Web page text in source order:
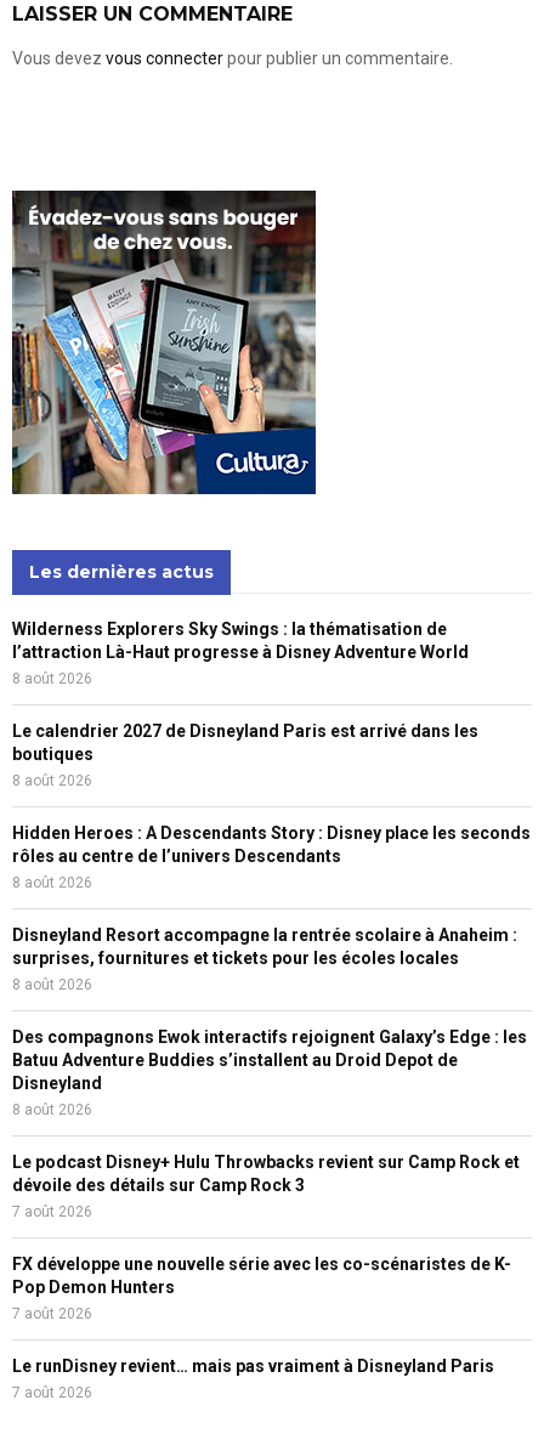
LAISSER UN COMMENTAIRE
Vous devez vous connecterpour publier un commentaire.
Les dernières actus
Wilderness Explorers Sky Swings : la thématisation de
l’attraction Là-Haut progresse à Disney Adventure World
8 août 2026
Le calendrier 2027 de Disneyland Paris est arrivé dans les
boutiques
8 août 2026
Hidden Heroes : A Descendants Story : Disney place les seconds
rôles au centre de l’univers Descendants
8 août 2026
Disneyland Resort accompagne la rentrée scolaire à Anaheim :
surprises, fournitures et tickets pour les écoles locales
8 août 2026
Des compagnons Ewok interactifs rejoignent Galaxy’s Edge : les
Batuu Adventure Buddies s’installent au Droid Depot de
Disneyland
8 août 2026
Le podcast Disney+ Hulu Throwbacks revient sur Camp Rock et
dévoile des détails sur Camp Rock 3
7 août 2026
FX développe une nouvelle série avec les co-scénaristes de K-
Pop Demon Hunters
7 août 2026
Le runDisney revient… mais pas vraiment à Disneyland Paris
7 août 2026